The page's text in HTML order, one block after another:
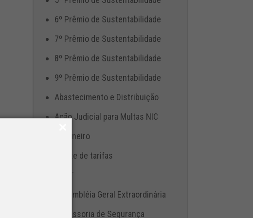
6º Prêmio de Sustentabilidade
7º Prêmio de Sustentabilidade
8º Prêmio de Sustentabilidade
9º Prêmio de Sustentabilidade
Abastecimento e Distribuição
Ação Judicial para Multas NIC
Aduaneiro
Ajuste de tarifas
ANTT
Assembléia Geral Extraordinária
Assessoria de Segurança